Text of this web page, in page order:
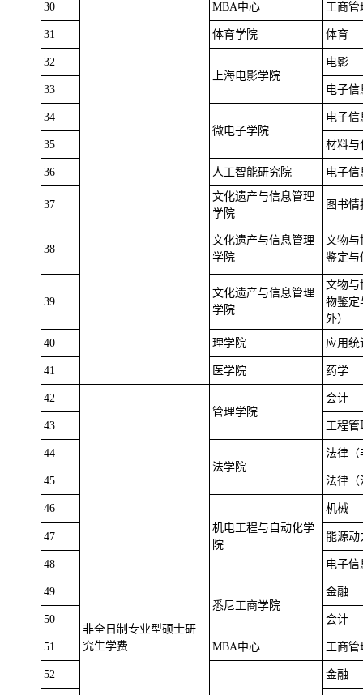
30 MBA中心 工商管
31 体育学院 体育
32
上海电影学院
电影
33 电子信
34
微电子学院
电子信
35 材料与
36 人工智能研究院 电子信
37
文化遗产与信息管理
学院
图书情
38
文化遗产与信息管理
学院
文物与
鉴定与
39
文化遗产与信息管理
学院
文物与
物鉴定
外）
40
理学院 应用统
41 医学院 药学
42
非全日制专业型硕士研
究生学费
管理学院
会计
43 工程管
44
法学院
法律（
45 法律（
46
机电工程与自动化学
院
机械
47 能源动
48 电子信
49
悉尼工商学院
金融
50 会计
51 MBA中心 工商管
52 金融